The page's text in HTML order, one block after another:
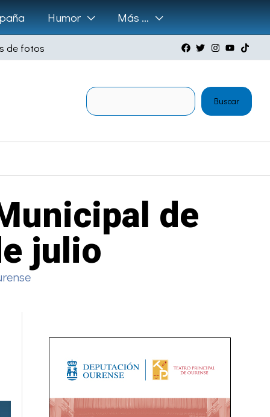
Humor Más …
de fotos
Buscar
de
julio